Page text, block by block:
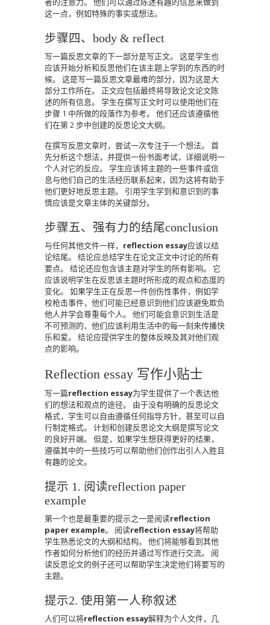
这一点，例如特殊的事实或想法。
步骤四、body & reflect
写一篇反思文章的下一部分是写正文。
这是学生也
应该开始分析和反思他们在该主题上学到的东西的时
候。
这是写一篇反思文章最难的部分，因为这是大
部分工作所在。
正文应包括最终将导致论文论文陈
述的所有信息。
学生在撰写正文时可以使用他们在
步骤 1 中所做的段落作为参考。
他们还应该遵循他
们在第 2 步中创建的反思论文大纲。
在撰写反思文章时，尝试一次专注于一个想法。
首
先分析这个想法，并提供一份书面考试，详细说明一
个人对它的反应。
学生应该将主题的一些事件或信
息与他们自己的生活经历联系起来，因为这将有助于
他们更好地反思主题。
引用学生学到和意识到的事
情应该是文章主体的关键部分。
步骤五、强有力的结尾conclusion
与任何其他文件一样， reflection essay应该以结
论结尾。
结论应总结学生在论文正文中讨论的所有
要点。
结论还应包含该主题对学生的所有影响。
它
应该说明学生在反思该主题时所形成的观点和态度的
变化。
如果学生正在反思一件创伤性事件，例如学
校枪击事件，他们可能已经意识到他们应该避免欺负
他人并学会尊重每个人。
他们可能会意识到生活是
不可预测的，他们应该利用生活中的每一刻来传播快
乐和爱。
结论应提供学生的整体反映及其对他们观
点的影响。
Reflection essay 写作小贴士
写一篇reflection essay为学生提供了一个表达他
们的想法和观点的途径。
由于没有明确的反思论文
格式，学生可以自由遵循任何指导方针，甚至可以自
行制定格式。
计划和创建反思论文大纲是撰写论文
的良好开端。
但是，如果学生想获得更好的结果，
遵循其中的一些技巧可以帮助他们创作出引人入胜且
有趣的论文。
提示 1. 阅读reflection paper
example
第一个也是最重要的提示之一是阅读reflection
paper example。 阅读reflection essay将帮助
学生熟悉论文的大纲和结构。
他们将能够看到其他
作者如何分析他们的经历并通过写作进行交流。
阅
读反思论文的例子还可以帮助学生决定他们将要写的
主题。
提示2. 使用第一人称叙述
人们可以将reflection essay解释为个人文件，几